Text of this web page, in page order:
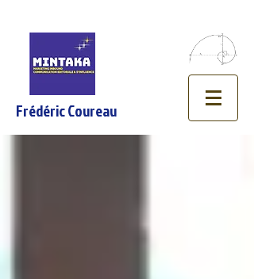
Frédéric Coureau